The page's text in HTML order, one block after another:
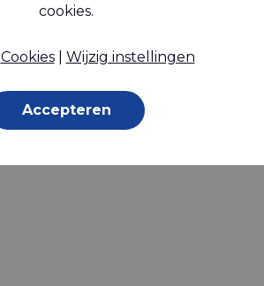
cookies.
Cookies| Wijzig instellingen
Accepteren